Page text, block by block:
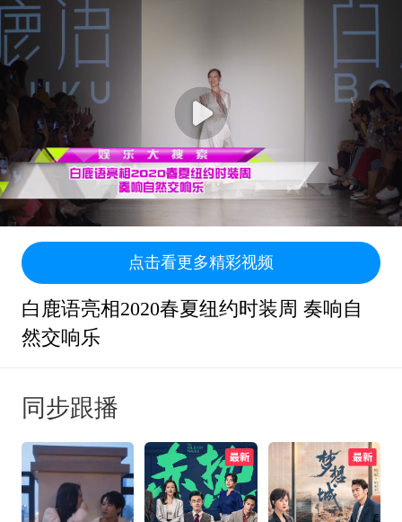
点击看更多精彩视频
白鹿语亮相2020春夏纽约时装周 奏响自
然交响乐
同步跟播